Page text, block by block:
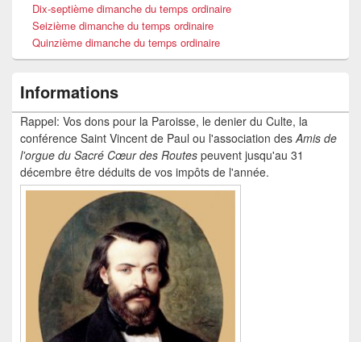
Dix-septième dimanche du temps ordinaire
Seizième dimanche du temps ordinaire
Quinzième dimanche du temps ordinaire
Informations
Rappel: Vos dons pour la Paroisse, le denier du Culte, la
conférence Saint Vincent de Paul ou l'association des Amis de
l'orgue du Sacré Cœur des Routes peuvent jusqu'au 31
décembre être déduits de vos impôts de l'année.